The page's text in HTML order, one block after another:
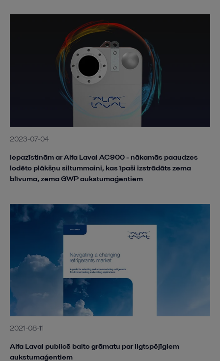
2023-07-04
Iepazīstinām ar Alfa Laval AC900 - nākamās paaudzes
lodēto plākšņu siltummaini, kas īpaši izstrādāts zema
blīvuma, zema GWP aukstumaģentiem
2021-08-11
Alfa Laval publicē balto grāmatu par ilgtspējīgiem
aukstumaģentiem